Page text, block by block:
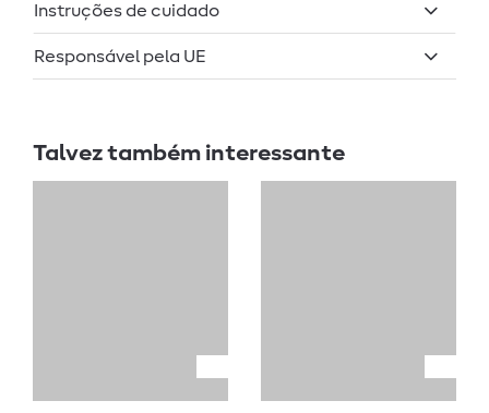
Instruções de cuidado
Responsável pela UE
Talvez também interessante